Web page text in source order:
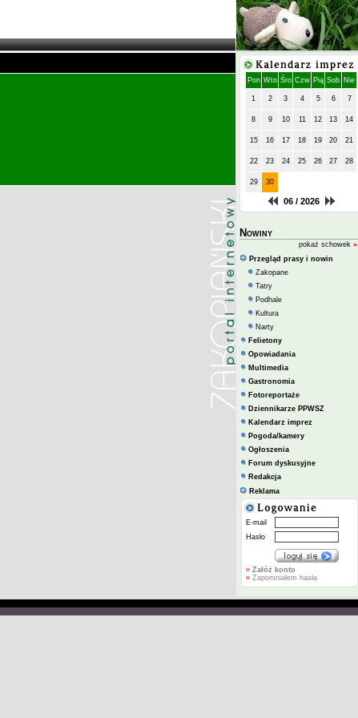
Pon Wto Śro Czw Pią Sob Nie
1 2 3 4 5 6 7
8 9 10 11 12 13 14
15 16 17 18 19 20 21
22 23 24 25 26 27 28
29 30
06 / 2026
Nowiny
pokaż schowek »
Przegląd prasy i nowin
Zakopane
Tatry
Podhale
Kultura
Narty
Felietony
Opowiadania
Multimedia
Gastronomia
Fotoreportaże
Dziennikarze PPWSZ
Kalendarz imprez
Pogoda/kamery
Ogłoszenia
Forum dyskusyjne
Redakcja
Reklama
E-mail
Hasło
» Załóż konto
» Zapomniałem hasła